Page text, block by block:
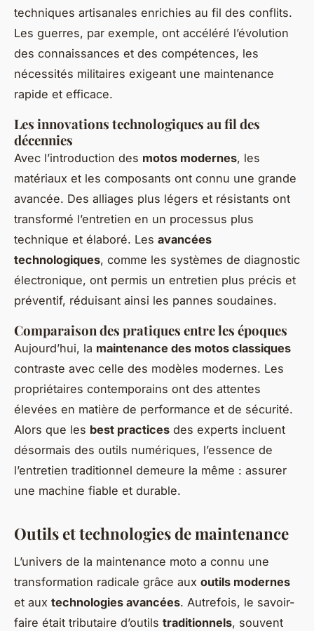
techniques artisanales enrichies au fil des conflits.
Les guerres, par exemple, ont accéléré l’évolution
des connaissances et des compétences, les
nécessités militaires exigeant une maintenance
rapide et efficace.
Les innovations technologiques au fil des
décennies
Avec l’introduction des motos modernes, les
matériaux et les composants ont connu une grande
avancée. Des alliages plus légers et résistants ont
transformé l’entretien en un processus plus
technique et élaboré. Les avancées
technologiques, comme les systèmes de diagnostic
électronique, ont permis un entretien plus précis et
préventif, réduisant ainsi les pannes soudaines.
Comparaison des pratiques entre les époques
Aujourd’hui, la maintenance des motos classiques
contraste avec celle des modèles modernes. Les
propriétaires contemporains ont des attentes
élevées en matière de performance et de sécurité.
Alors que les best practices des experts incluent
désormais des outils numériques, l’essence de
l’entretien traditionnel demeure la même : assurer
une machine fiable et durable.
Outils et technologies de maintenance
L’univers de la maintenance moto a connu une
transformation radicale grâce aux outils modernes
et aux technologies avancées. Autrefois, le savoir-
faire était tributaire d’outils traditionnels, souvent